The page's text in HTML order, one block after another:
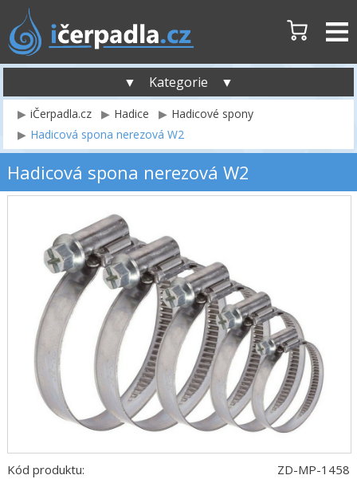
▼ Kategorie ▼
iČerpadla.cz Hadice
Hadicové spony
Hadicová spona nerezová W2
Hadicová spona nerezová W2
Kód produktu:
ZD-MP-1458